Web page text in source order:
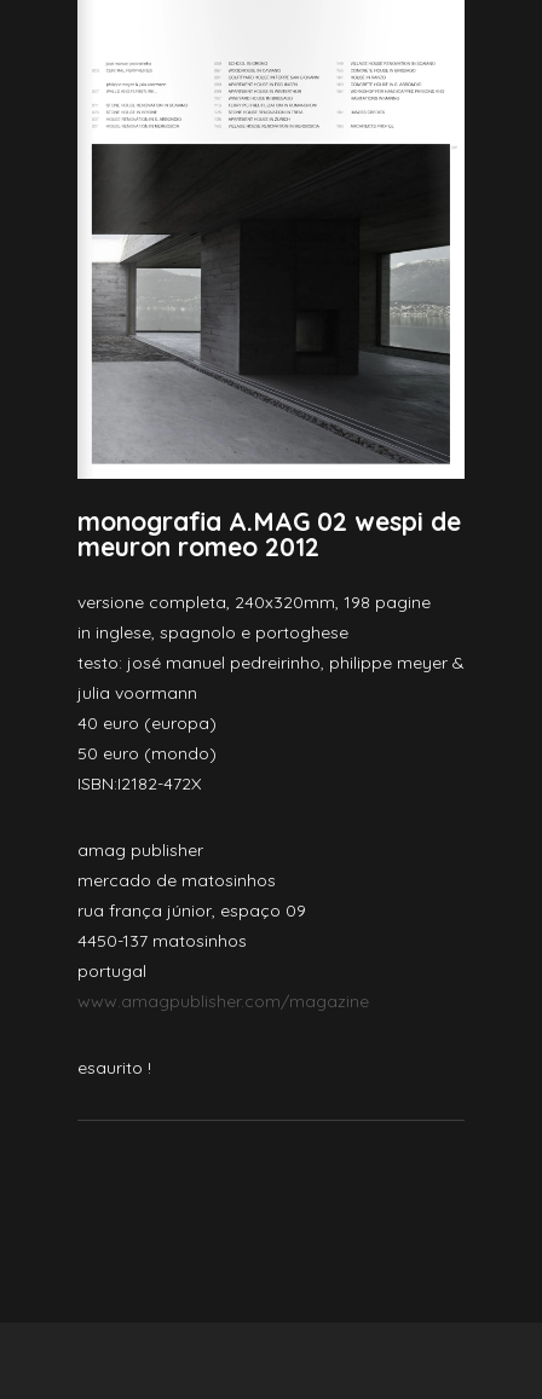
monografia A.MAG 02 wespi de
meuron romeo 2012
versione completa, 240x320mm, 198 pagine
in inglese, spagnolo e portoghese
testo: josé manuel pedreirinho, philippe meyer &
julia voormann
40 euro (europa)
50 euro (mondo)
ISBN:I2182-472X
amag publisher
mercado de matosinhos
rua frança júnior, espaço 09
4450-137 matosinhos
portugal
www.amagpublisher.com/magazine
esaurito !